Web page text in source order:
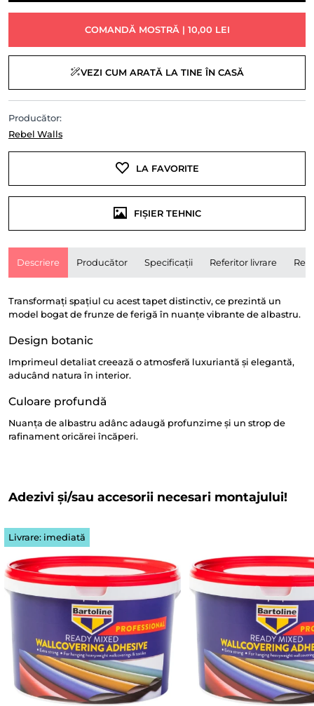
COMANDĂ MOSTRĂ | 10,00 LEI
VEZI CUM ARATĂ LA TINE ÎN CASĂ
Producător:
Rebel Walls
LA FAVORITE
FIȘIER TEHNIC
Descriere Producător Specificații Referitor livrare
Transformați spațiul cu acest tapet distinctiv, ce prezintă un
model bogat de frunze de ferigă în nuanțe vibrante de albastru.
Design botanic
Imprimeul detaliat creează o atmosferă luxuriantă și elegantă,
aducând natura în interior.
Culoare profundă
Nuanța de albastru adânc adaugă profunzime și un strop de
rafinament oricărei încăperi.
Adezivi și/sau accesorii necesari montajului!
Livrare: imediată